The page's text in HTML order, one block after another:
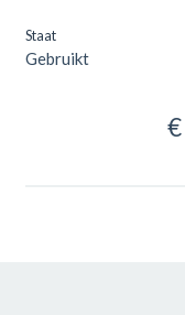
Staat
Gebruikt